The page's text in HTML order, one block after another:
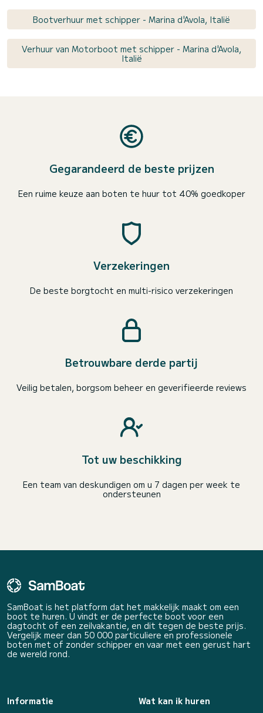
Bootverhuur met schipper - Marina d'Avola, Italië
Verhuur van Motorboot met schipper - Marina d'Avola,
Italië
Gegarandeerd de beste prijzen
Een ruime keuze aan boten te huur tot 40% goedkoper
Verzekeringen
De beste borgtocht en multi-risico verzekeringen
Betrouwbare derde partij
Veilig betalen, borgsom beheer en geverifieerde reviews
Tot uw beschikking
Een team van deskundigen om u 7 dagen per week te
ondersteunen
SamBoat is het platform dat het makkelijk maakt om een
boot te huren. U vindt er de perfecte boot voor een
dagtocht of een zeilvakantie, en dit tegen de beste prijs.
Vergelijk meer dan 50 000 particuliere en professionele
boten met of zonder schipper en vaar met een gerust hart
de wereld rond.
Informatie
Wat kan ik huren